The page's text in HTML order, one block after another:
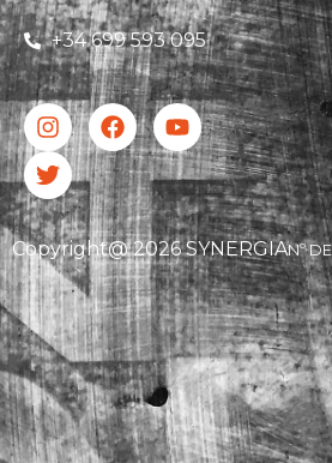
+34 699 593 095
Copyright@ 2026 SYNERGIANº